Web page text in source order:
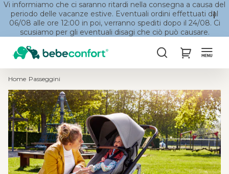
Vi informiamo che ci saranno ritardi nella consegna a causa del
periodo delle vacanze estive. Eventuali ordini effettuati dal
06/08 alle ore 12:00 in poi, verranno spediti dopo il 24/08. Ci
scusiamo per gli eventuali disagi che ciò può causare.
CercaMy Cart
Home Passeggini